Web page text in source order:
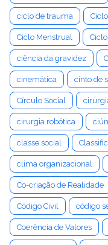
ciclo de trauma
Ciclo Menstrual
ciência da gravidez
cinemática cinto de
Círculo Social
cirurgia robótica
classe social
clima organizacional
Co-criação de Realidade
Código Civil código
Coerência de Valores